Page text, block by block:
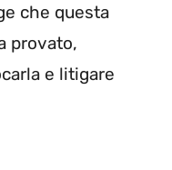
che questa
provato,
e litigare